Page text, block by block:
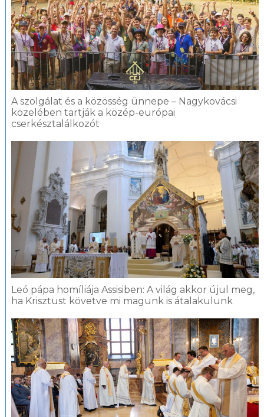
A szolgálat és a közösség ünnepe – Nagykovácsi
közelében tartják a közép-európai
cserkésztalálkozót
Leó pápa homíliája Assisiben: A világ akkor újul meg,
ha Krisztust követve mi magunk is átalakulunk